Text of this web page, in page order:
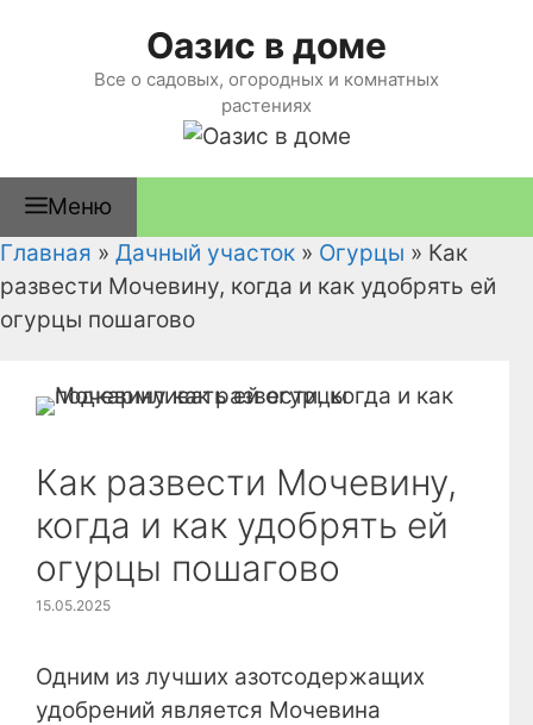
содержимому
Оазис в доме
Все о садовых, огородных и комнатных
растениях
Меню
Главная » Дачный участок » Огурцы » Как
развести Мочевину, когда и как удобрять ей
огурцы пошагово
Как развести Мочевину,
когда и как удобрять ей
огурцы пошагово
15.05.2025
Одним из лучших азотсодержащих
удобрений является Мочевина